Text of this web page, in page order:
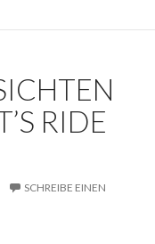
RIDE
SCHREIBE EINEN